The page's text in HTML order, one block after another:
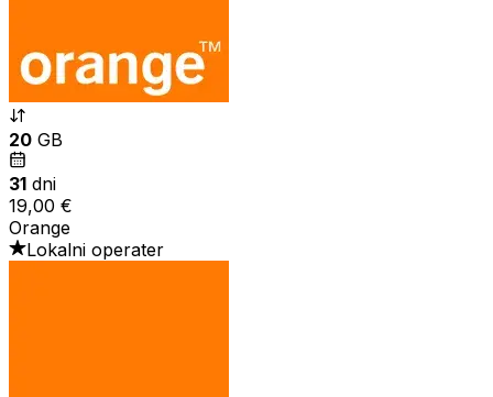
20 GB
31 dni
19,00 €
Orange
Lokalni operater